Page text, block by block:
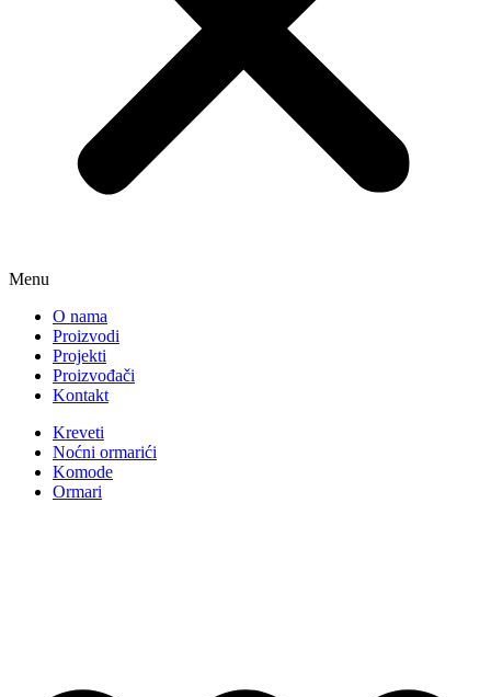
Menu
O nama
Proizvodi
Projekti
Proizvođači
Kontakt
Kreveti
Noćni ormarići
Komode
Ormari